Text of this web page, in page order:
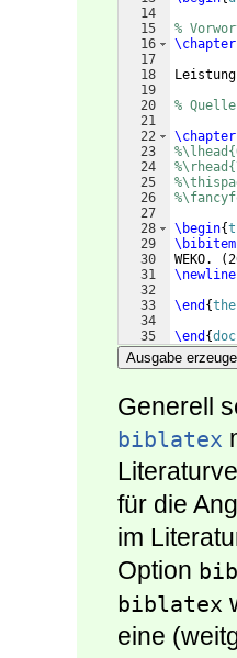
14
15
16
17
18
19
20
21
22
23
24
25
26
27
28
29
30
31
32
33
34
35
%
\chapter
%
\chapter
\begin{
\bibitem
WEKO.
(
\newline
\end {
\end {
Ausgabe
Generell
biblatex
für die
im
Option
biblatex
eine